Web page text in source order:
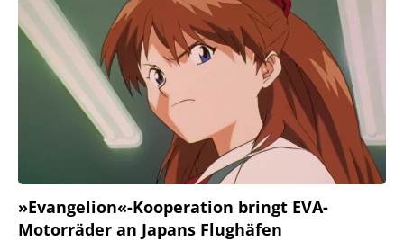
»Evangelion«-Kooperation bringt EVA-
Motorräder an Japans Flughäfen